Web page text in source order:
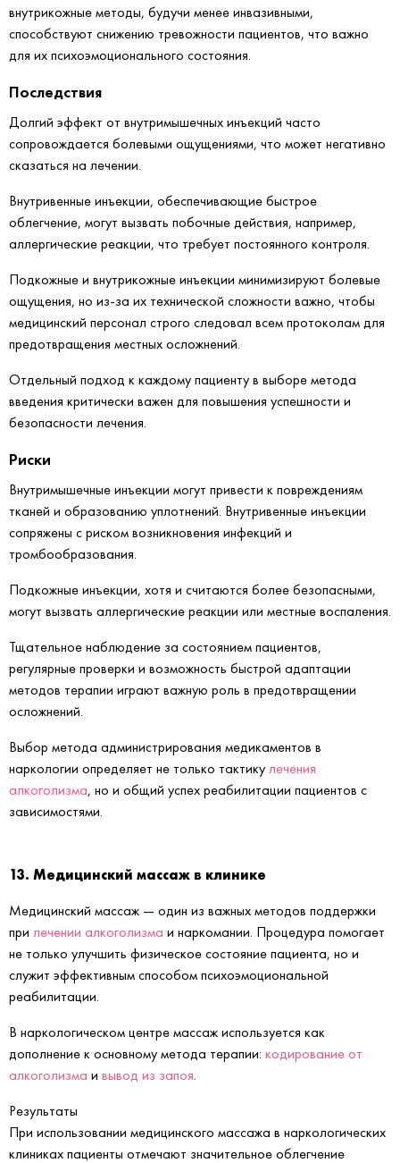
внутрикожные методы, будучи менее инвазивными,
способствуют снижению тревожности пациентов, что важно
для их психоэмоционального состояния.
Последствия
Долгий эффект от внутримышечных инъекций часто
сопровождается болевыми ощущениями, что может негативно
сказаться на лечении.
Внутривенные инъекции, обеспечивающие быстрое
облегчение, могут вызвать побочные действия, например,
аллергические реакции, что требует постоянного контроля.
Подкожные и внутрикожные инъекции минимизируют болевые
ощущения, но из-за их технической сложности важно, чтобы
медицинский персонал строго следовал всем протоколам для
предотвращения местных осложнений.
Отдельный подход к каждому пациенту в выборе метода
введения критически важен для повышения успешности и
безопасности лечения.
Риски
Внутримышечные инъекции могут привести к повреждениям
тканей и образованию уплотнений. Внутривенные инъекции
сопряжены с риском возникновения инфекций и
тромбообразования.
Подкожные инъекции, хотя и считаются более безопасными,
могут вызвать аллергические реакции или местные воспаления.
Тщательное наблюдение за состоянием пациентов,
регулярные проверки и возможность быстрой адаптации
методов терапии играют важную роль в предотвращении
осложнений.
Выбор метода администрирования медикаментов в
наркологии определяет не только тактику лечения
алкоголизма, но и общий успех реабилитации пациентов с
зависимостями.
13. Медицинский массаж в клинике
Медицинский массаж — один из важных методов поддержки
при лечении алкоголизма и наркомании. Процедура помогает
не только улучшить физическое состояние пациента, но и
служит эффективным способом психоэмоциональной
реабилитации.
В наркологическом центре массаж используется как
дополнение к основному метода терапии: кодирование от
алкоголизма и вывод из запоя.
Результаты
При использовании медицинского массажа в наркологических
клиниках пациенты отмечают значительное облегчение